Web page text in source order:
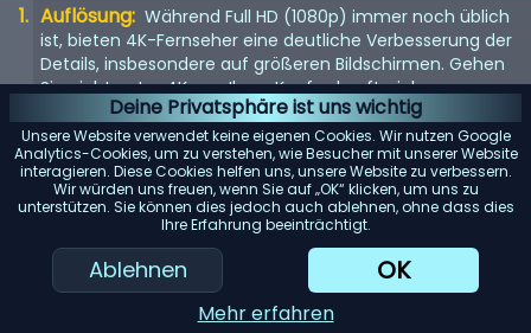
Deine Privatsphäre ist uns wichtig
Unsere Website verwendet keine eigenen Cookies. Wir nutzen Google
Analytics-Cookies, um zu verstehen, wie Besucher mit unserer Website
interagieren. Diese Cookies helfen uns, unsere Website zu verbessern.
Wir würden uns freuen, wenn Sie auf „OK“ klicken, um uns zu
unterstützen. Sie können dies jedoch auch ablehnen, ohne dass dies
Ihre Erfahrung beeinträchtigt.
Ablehnen OK
Mehr erfahren
Auflösung: Während Full HD (1080p) immer noch üblich
ist, bieten 4K-Fernseher eine deutliche Verbesserung der
Details, insbesondere auf größeren Bildschirmen. Gehen
Sie nicht unter 4K, um Ihren Kauf zukunftssicher zu
machen. 8K steht vor der Tür, aber da Inhalte noch rar
sind, ist dies noch keine Notwendigkeit.
Bildwiederholfrequenz: Achten Sie auf eine
Bildwiederholfrequenz von 120 Hz für flüssigere
Bewegungen. Dies ist besonders wichtig für schnelle
Inhalte wie Sport oder Actionfilme. Eine höhere
Bildwiederholfrequenz kann auch das Spielerlebnis
verbessern.